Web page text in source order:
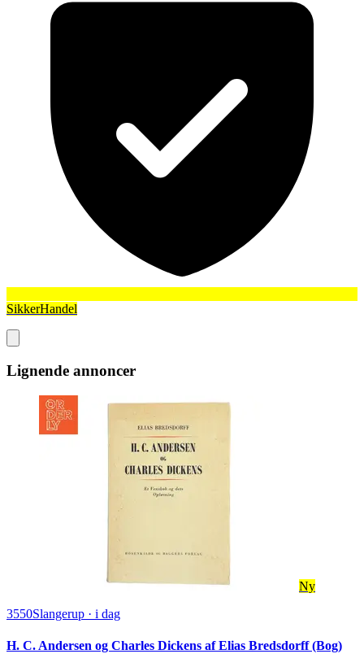
SikkerHandel
Lignende annoncer
Ny
3550Slangerup · i dag
H. C. Andersen og Charles Dickens af Elias Bredsdorff (Bog)